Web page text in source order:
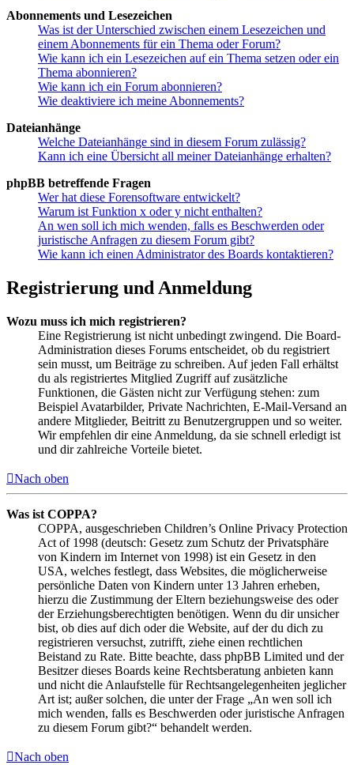
Abonnements und Lesezeichen
Was ist der Unterschied zwischen einem Lesezeichen und
einem Abonnements für ein Thema oder Forum?
Wie kann ich ein Lesezeichen auf ein Thema setzen oder ein
Thema abonnieren?
Wie kann ich ein Forum abonnieren?
Wie deaktiviere ich meine Abonnements?
Dateianhänge
Welche Dateianhänge sind in diesem Forum zulässig?
Kann ich eine Übersicht all meiner Dateianhänge erhalten?
phpBB betreffende Fragen
Wer hat diese Forensoftware entwickelt?
Warum ist Funktion x oder y nicht enthalten?
An wen soll ich mich wenden, falls es Beschwerden oder
juristische Anfragen zu diesem Forum gibt?
Wie kann ich einen Administrator des Boards kontaktieren?
Registrierung und Anmeldung
Wozu muss ich mich registrieren?
Eine Registrierung ist nicht unbedingt zwingend. Die Board-
Administration dieses Forums entscheidet, ob du registriert
sein musst, um Beiträge zu schreiben. Auf jeden Fall erhältst
du als registriertes Mitglied Zugriff auf zusätzliche
Funktionen, die Gästen nicht zur Verfügung stehen: zum
Beispiel Avatarbilder, Private Nachrichten, E-Mail-Versand an
andere Mitglieder, Beitritt zu Benutzergruppen und so weiter.
Wir empfehlen dir eine Anmeldung, da sie schnell erledigt ist
und dir zahlreiche Vorteile bietet.
Nach oben
Was ist COPPA?
COPPA, ausgeschrieben Children’s Online Privacy Protection
Act of 1998 (deutsch: Gesetz zum Schutz der Privatsphäre
von Kindern im Internet von 1998) ist ein Gesetz in den
USA, welches festlegt, dass Websites, die möglicherweise
persönliche Daten von Kindern unter 13 Jahren erheben,
hierzu die Zustimmung der Eltern beziehungsweise des oder
der Erziehungsberechtigten benötigen. Wenn du dir unsicher
bist, ob dies auf dich oder die Website, auf der du dich zu
registrieren versuchst, zutrifft, ziehe einen rechtlichen
Beistand zu Rate. Bitte beachte, dass phpBB Limited und der
Besitzer dieses Boards keine Rechtsberatung anbieten kann
und nicht die Anlaufstelle für Rechtsangelegenheiten jeglicher
Art ist; außer solchen, die unter der Frage „An wen soll ich
mich wenden, falls es Beschwerden oder juristische Anfragen
zu diesem Forum gibt?“ behandelt werden.
Nach oben